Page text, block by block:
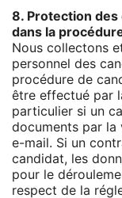
8. Protection
dans la
Nous collectons
personnel des
procédure de
être effectué par
particulier si un
documents par la
e-mail. Si un
candidat, les
pour le
respect de la